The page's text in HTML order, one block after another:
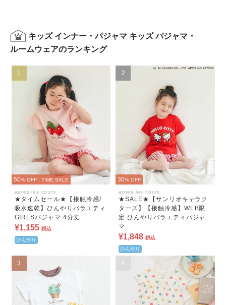
キッズ インナー・パジャマ キッズ パジャマ・
ルームウェアのランキング
1
50% OFF | TIME SALE
apres les cours
★タイムセール★【接触冷感/
吸水速乾】ひんやりバラエティ
GIRLSパジャマ 4分丈
¥1,155 税込
ひんやり
2
30% OFF
apres les cours
★SALE★【サンリオキャラク
ターズ】【接触冷感】WEB限
定 ひんやりバラエティパジャ
マ
¥1,848 税込
ひんやり
3 4